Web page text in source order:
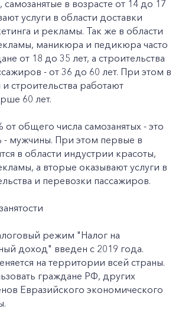
в возрасте от 14 до 17
услуги в области доставки
и рекламы. Так же в области
маникюра и педикюра часто
от 18 до 35 лет, а строительства
- от 36 до 60 лет. При этом в
строительства работают
60 лет.
от общего числа самозанятых - это
- мужчины. При этом первые в
в области индустрии красоты,
а вторые оказывают услуги в
и перевозки пассажиров.
режим "Налог на
доход" введен с 2019 года.
на территории всей страны.
граждане РФ, других
Евразийского экономического